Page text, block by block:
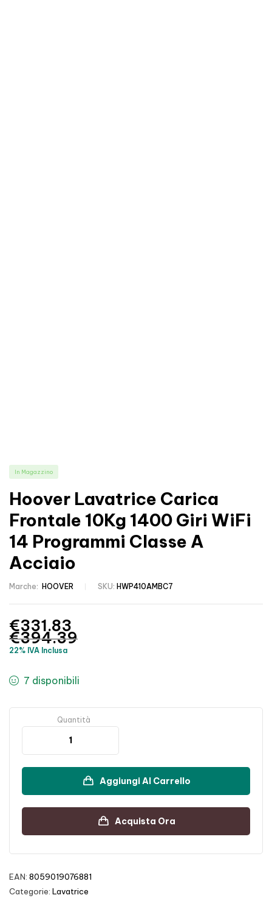
In Magazzino
Hoover Lavatrice Carica
Frontale 10Kg 1400 Giri WiFi
14 Programmi Classe A
Acciaio
Marche: HOOVER SKU: HWP410AMBC7
€394.39
€331.83
22% IVA Inclusa
7 disponibili
Quantità
Aggiungi Al Carrello
Acquista Ora
EAN: 8059019076881
Categorie: Lavatrice